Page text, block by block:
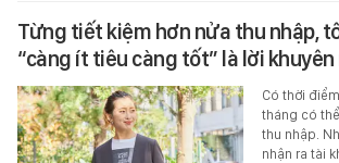
Từng tiết kiệm hơn nửa thu nhập,
“càng ít tiêu càng tốt” là lời
Có thời
tháng có
thu nhập.
nhận ra tài